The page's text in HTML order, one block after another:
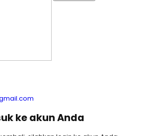
ke akun Anda